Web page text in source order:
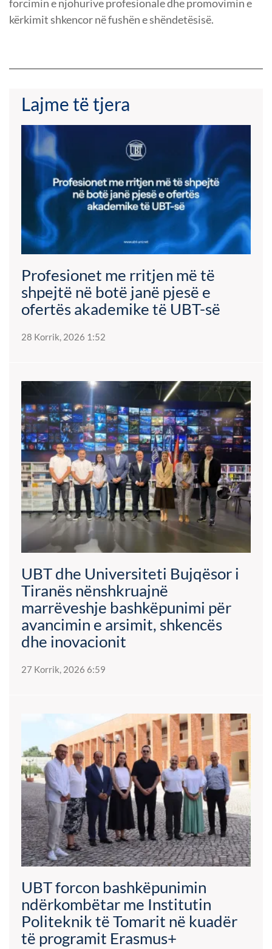
forcimin e njohurive profesionale dhe promovimin e
kërkimit shkencor në fushën e shëndetësisë.
Lajme të tjera
Profesionet me rritjen më të
shpejtë në botë janë pjesë e
ofertës akademike të UBT-së
28 Korrik, 2026 1:52
UBT dhe Universiteti Bujqësor i
Tiranës nënshkruajnë
marrëveshje bashkëpunimi për
avancimin e arsimit, shkencës
dhe inovacionit
27 Korrik, 2026 6:59
UBT forcon bashkëpunimin
ndërkombëtar me Institutin
Politeknik të Tomarit në kuadër
të programit Erasmus+